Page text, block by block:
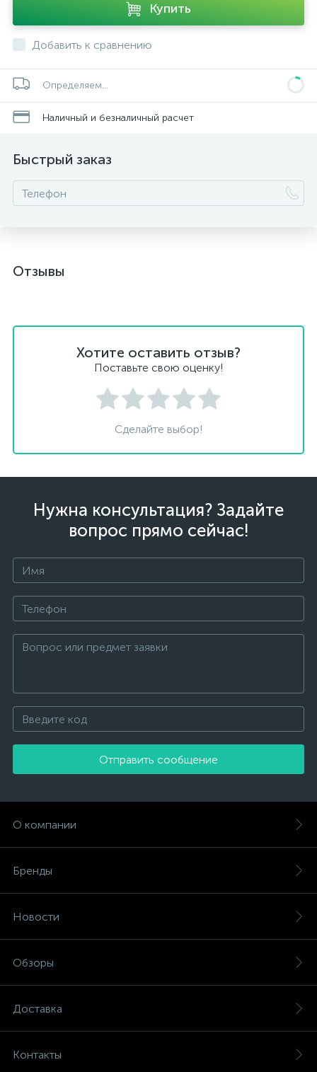
Купить
Добавить к сравнению
Определяем...
Наличный и безналичный расчет
Быстрый заказ
Отзывы
Хотите оставить отзыв?
Поставьте свою оценку!
Сделайте выбор!
Нужна консультация? Задайте
вопрос прямо сейчас!
Отправить сообщение
О компании
Бренды
Новости
Обзоры
Доставка
Контакты